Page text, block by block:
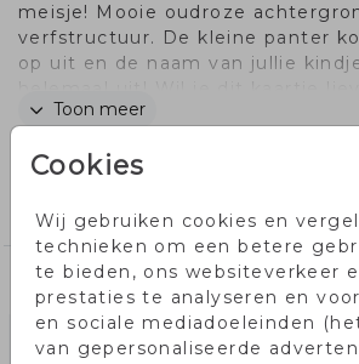
Cookies
Wij gebruiken cookies en
technieken om een betere
te bieden, ons websiteverkeer
prestaties te analyseren en
en sociale mediadoeleinden
van gepersonaliseerde
meisje! Mooie oudroze
verfstructuur. De kleine panter
op uit en de naam van jullie
ander formaat? Laat het even
Toon meer
Collectie
meisjeskaartjes
Misschien vind je dit